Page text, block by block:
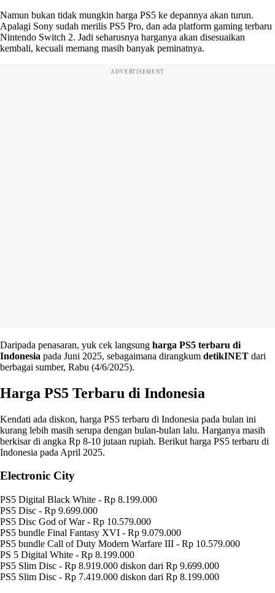
Namun bukan tidak mungkin harga PS5 ke depannya akan turun.
Apalagi Sony sudah merilis PS5 Pro, dan ada platform gaming terbaru
Nintendo Switch 2. Jadi seharusnya harganya akan disesuaikan
kembali, kecuali memang masih banyak peminatnya.
ADVERTISEMENT
Daripada penasaran, yuk cek langsung harga PS5 terbaru di
Indonesia pada Juni 2025, sebagaimana dirangkum detikINET dari
berbagai sumber, Rabu (4/6/2025).
Harga PS5 Terbaru di Indonesia
Kendati ada diskon, harga PS5 terbaru di Indonesia pada bulan ini
kurang lebih masih serupa dengan bulan-bulan lalu. Harganya masih
berkisar di angka Rp 8-10 jutaan rupiah. Berikut harga PS5 terbaru di
Indonesia pada April 2025.
Electronic City
PS5 Digital Black White - Rp 8.199.000
PS5 Disc - Rp 9.699.000
PS5 Disc God of War - Rp 10.579.000
PS5 bundle Final Fantasy XVI - Rp 9.079.000
PS5 bundle Call of Duty Modern Warfare III - Rp 10.579.000
PS 5 Digital White - Rp 8.199.000
PS5 Slim Disc - Rp 8.919.000 diskon dari Rp 9.699.000
PS5 Slim Disc - Rp 7.419.000 diskon dari Rp 8.199.000